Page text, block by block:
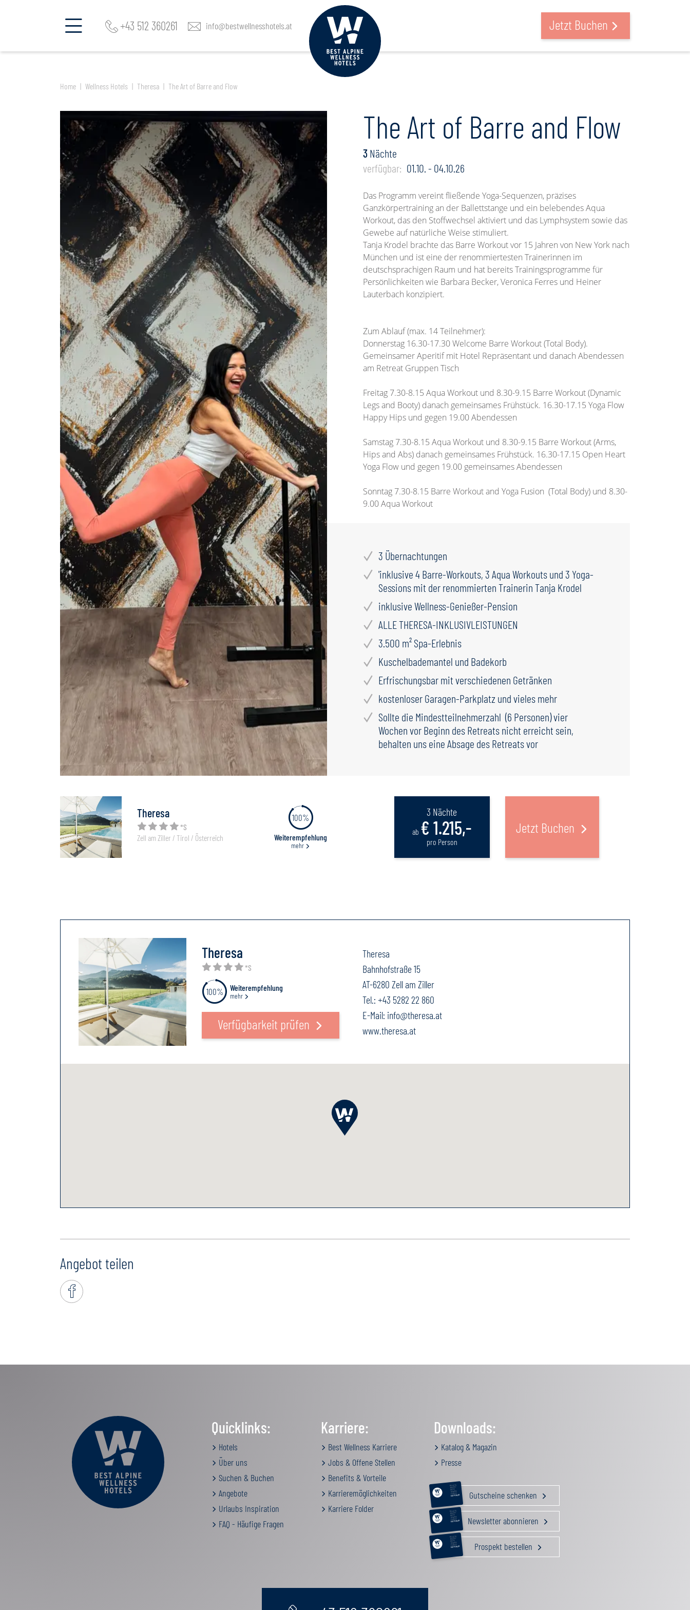
+43 512 360261 info@bestwellnesshotels.at Jetzt Buchen
Home Wellness Hotels Theresa The Art of Barre and Flow
The Art of Barre and Flow
3Nächte
verfügbar: 01.10. - 04.10.26
Das Programm vereint fließende Yoga-Sequenzen, präzises
Ganzkörpertraining an der Ballettstange und ein belebendes Aqua
Workout, das den Stoffwechsel aktiviert und das Lymphsystem sowie das
Gewebe auf natürliche Weise stimuliert.
Tanja Krodel brachte das Barre Workout vor 15 Jahren von New York nach
München und ist eine der renommiertesten Trainerinnen im
deutschsprachigen Raum und hat bereits Trainingsprogramme für
Persönlichkeiten wie Barbara Becker, Veronica Ferres und Heiner
Lauterbach konzipiert.
Zum Ablauf (max. 14 Teilnehmer):
Donnerstag 16.30-17.30 Welcome Barre Workout (Total Body).
Gemeinsamer Aperitif mit Hotel Repräsentant und danach Abendessen
am Retreat Gruppen Tisch
Freitag 7.30-8.15 Aqua Workout und 8.30-9.15 Barre Workout (Dynamic
Legs and Booty) danach gemeinsames Frühstück. 16.30-17.15 Yoga Flow
Happy Hips und gegen 19.00 Abendessen
Samstag 7.30-8.15 Aqua Workout und 8.30-9.15 Barre Workout (Arms,
Hips and Abs) danach gemeinsames Frühstück. 16.30-17.15 Open Heart
Yoga Flow und gegen 19.00 gemeinsames Abendessen
Sonntag 7.30-8.15 Barre Workout and Yoga Fusion (Total Body) und 8.30-
9.00 Aqua Workout
3 Übernachtungen
'inklusive 4 Barre-Workouts, 3 Aqua Workouts und 3 Yoga-
Sessions mit der renommierten Trainerin Tanja Krodel
inklusive Wellness-Genießer-Pension
ALLE THERESA-INKLUSIVLEISTUNGEN
3.500 m² Spa-Erlebnis
Kuschelbademantel und Badekorb
Erfrischungsbar mit verschiedenen Getränken
kostenloser Garagen-Parkplatz und vieles mehr
Sollte die Mindestteilnehmerzahl (6 Personen) vier
Wochen vor Beginn des Retreats nicht erreicht sein,
behalten uns eine Absage des Retreats vor
Theresa
*S
Zell am Ziller / Tirol / Österreich
100%
Weiterempfehlung
mehr
3 Nächte
ab € 1.215,-
pro Person
Jetzt Buchen
Theresa
*S
100% Weiterempfehlung
mehr
Verfügbarkeit prüfen
Theresa
Bahnhofstraße 15
AT-6280 Zell am Ziller
Tel.: +43 5282 22 860
E-Mail: info@theresa.at
www.theresa.at
Angebot teilen
Quicklinks:
Hotels
Über uns
Suchen & Buchen
Angebote
Urlaubs Inspiration
FAQ - Häufige Fragen
Karriere:
Best Wellness Karriere
Jobs & Offene Stellen
Benefits & Vorteile
Karrieremöglichkeiten
Karriere Folder
Downloads:
Katalog & Magazin
Presse
RELAX &
BEAUTY
AKTIV
GENUSS
FAMILIE
GUTSCHEIN Gutscheine schenken
RELAX &
BEAUTY
AKTIV
GENUSS
FAMILIE
GUTSCHEIN Newsletter abonnieren
RELAX &
BEAUTY
AKTIV
GENUSS
FAMILIE
GUTSCHEIN Prospekt bestellen